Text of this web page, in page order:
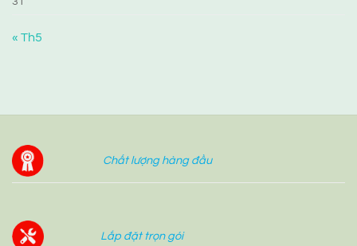
« Th5
Chất lượng hàng đầu
Lắp đặt trọn gói